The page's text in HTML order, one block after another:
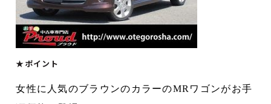
★ポイント
女性に人気のブラウンのカラーのMR ワゴンがお手